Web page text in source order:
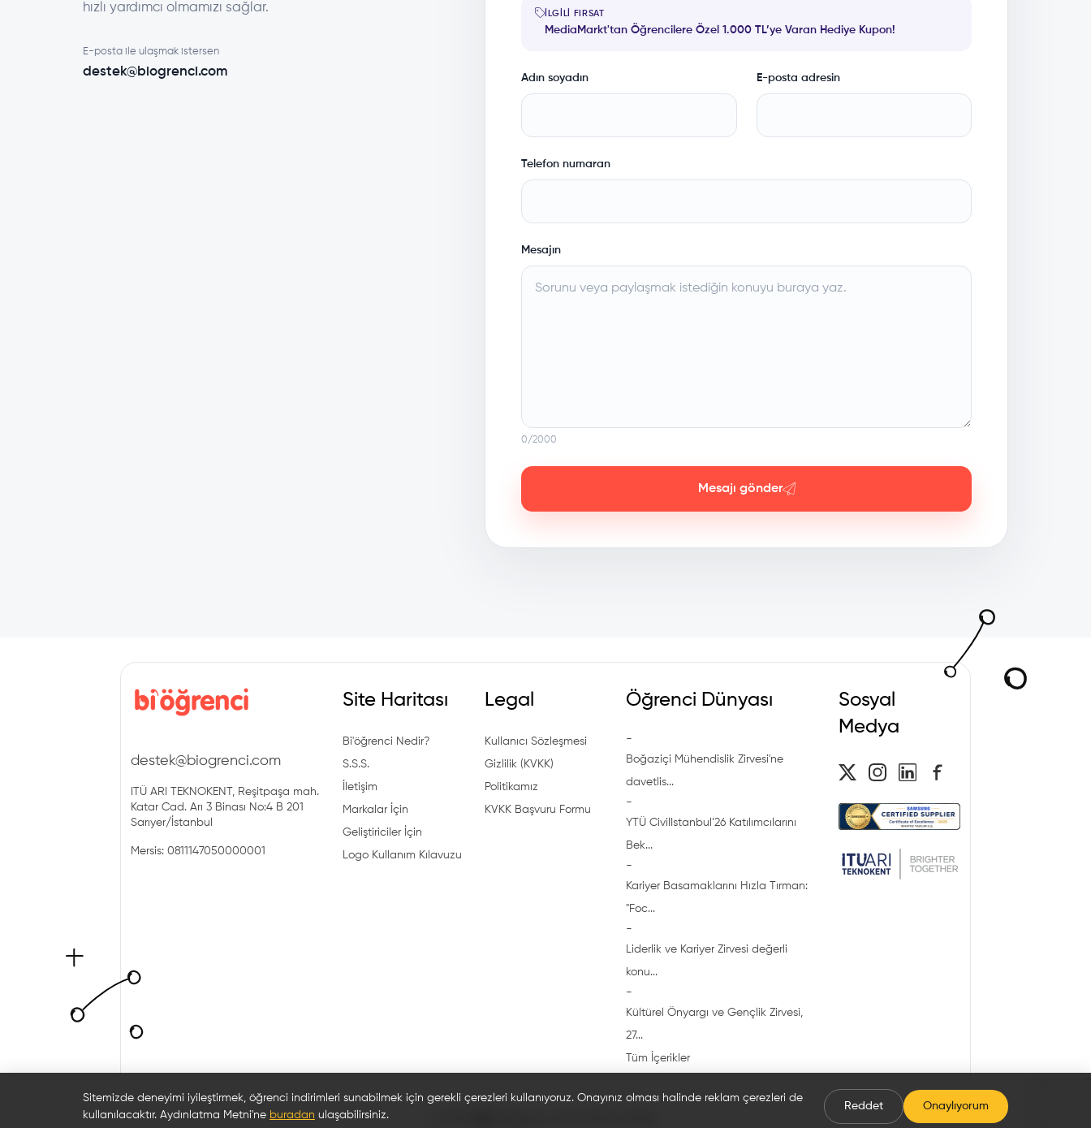
hızlı yardımcı olmamızı sağlar.
E-posta ile ulaşmak istersen
destek@biogrenci.com
İLGILI FIRSAT
MediaMarkt'tan Öğrencilere Özel 1.000 TL’ye Varan Hediye Kupon!
Adın soyadın E-posta adresin
Telefon numaran
Mesajın
0/2000
Mesajı gönder
destek@biogrenci.com
ITÜ ARI TEKNOKENT, Reşitpaşa mah.
Katar Cad. Arı 3 Binası No:4 B 201
Sarıyer/İstanbul
Mersis: 0811147050000001
Site Haritası
Bi'öğrenci Nedir?
S.S.S.
İletişim
Markalar İçin
Geliştiriciler İçin
Logo Kullanım Kılavuzu
Legal
Kullanıcı Sözleşmesi
Gizlilik (KVKK)
Politikamız
KVKK Başvuru Formu
Öğrenci Dünyası
-
Boğaziçi Mühendislik Zirvesi'ne
davetlis...
-
YTÜ CivilIstanbul’26 Katılımcılarını
Bek...
-
Kariyer Basamaklarını Hızla Tırman:
"Foc...
-
Liderlik ve Kariyer Zirvesi değerli
konu...
-
Kültürel Önyargı ve Gençlik Zirvesi,
27...
Tüm İçerikler
Sosyal
Medya
Sitemizde deneyimi iyileştirmek, öğrenci indirimleri sunabilmek için gerekli çerezleri kullanıyoruz. Onayınız olması halinde reklam çerezleri de
kullanılacaktır. Aydınlatma Metni'ne buradan ulaşabilirsiniz.
Reddet Onaylıyorum